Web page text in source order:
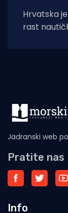
Hrvatska
rast
Jadranski web
Pratite nas
Info